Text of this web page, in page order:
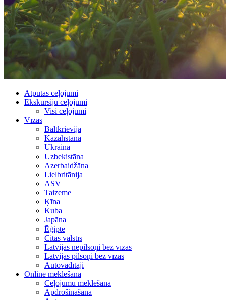
Atpūtas ceļojumi
Ekskursiju ceļojumi
Visi ceļojumi
Vīzas
Baltkrievija
Kazahstāna
Ukraina
Uzbekistāna
Azerbaidžāna
Lielbritānija
ASV
Taizeme
Ķīna
Kuba
Japāna
Ēģipte
Citās valstīs
Latvijas nepilsoņi bez vīzas
Latvijas pilsoņi bez vīzas
Autovadītāji
Online meklēšana
Ceļojumu meklēšana
Apdrošināšana